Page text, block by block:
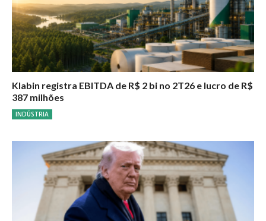
Klabin registra EBITDA de R$ 2 bi no 2T26 e lucro de R$
387 milhões
INDÚSTRIA